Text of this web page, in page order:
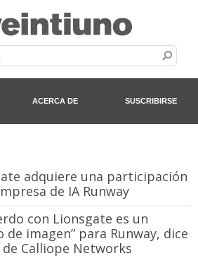
ACERCA DE SUSCRIBIRSE
adquiere una participación
de IA Runway
con Lionsgate es un
de imagen” para Runway, dice
de Calliope Networks